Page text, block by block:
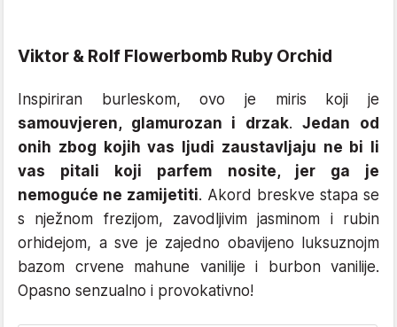
Viktor & Rolf Flowerbomb Ruby Orchid
Inspiriran burleskom, ovo je miris koji je
samouvjeren, glamurozan i drzak.Jedan od
onih zbog kojih vas ljudi zaustavljaju ne bi li
vas pitali koji parfem nosite, jer ga je
nemoguće ne zamijetiti. Akord breskve stapa se
s nježnom frezijom, zavodljivim jasminom i rubin
orhidejom, a sve je zajedno obavijeno luksuznojm
bazom crvene mahune vanilije i burbon vanilije.
Opasno senzualno i provokativno!